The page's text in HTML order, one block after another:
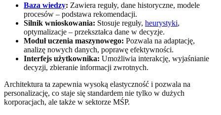
Baza wiedzy: Zawiera reguły, dane historyczne, modele
procesów – podstawa rekomendacji.
Silnik wnioskowania: Stosuje reguły, heurystyki,
optymalizacje – przekształca dane w decyzje.
Moduł uczenia maszynowego: Pozwala na adaptację,
analizę nowych danych, poprawę efektywności.
Interfejs użytkownika: Umożliwia interakcję, wyjaśnianie
decyzji, zbieranie informacji zwrotnych.
Architektura ta zapewnia wysoką elastyczność i pozwala na
personalizację, co staje się standardem nie tylko w dużych
korporacjach, ale także w sektorze MŚP.